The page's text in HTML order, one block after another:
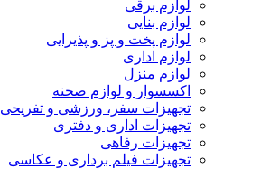
لوازم برقی
لوازم بنایی
لوازم پخت و پز و پذیرایی
لوازم اداری
لوازم منزل
اکسسوار و لوازم صحنه
تجهیزات سفر، ورزشی و تفریحی
تجهیزات اداری و دفتری
تجهیزات رفاهی
تجهیزات فیلم برداری و عکاسی